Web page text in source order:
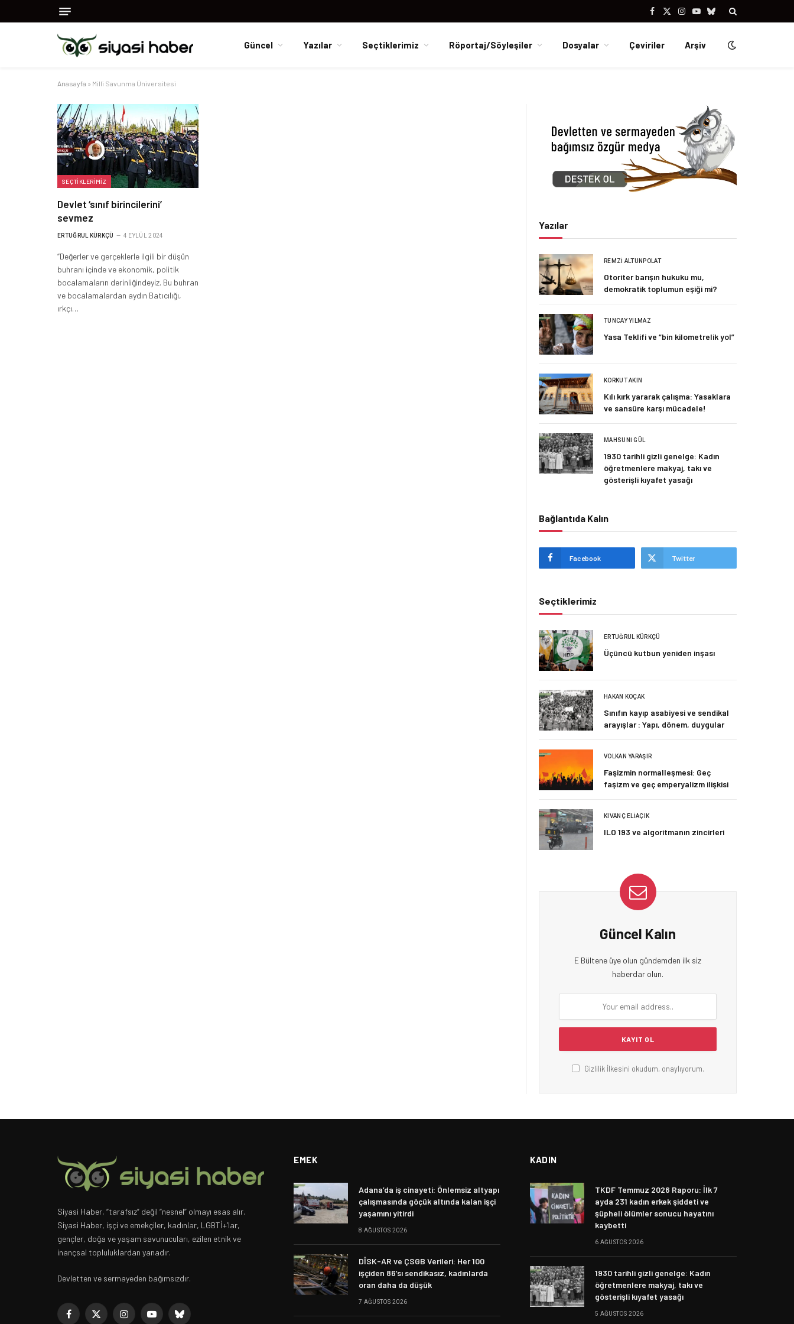
Facebook
X
Instagram
YouTubeBluesky
Güncel Yazılar Seçtiklerimiz Röportaj/Söyleşiler Dosyalar Çeviriler Arşiv
Anasayfa » Milli Savunma Üniversitesi
SEÇTIKLERIMIZ
Devlet ‘sınıf birincilerini’
sevmez
ERTUĞRUL KÜRKÇÜ 4 EYLÜL 2024
“Değerler ve gerçeklerle ilgili bir düşün
buhranı içinde ve ekonomik, politik
bocalamaların derinliğindeyiz. Bu buhran
ve bocalamalardan aydın Batıcılığı,
ırkçı…
Yazılar
REMZI ALTUNPOLAT
Otoriter barışın hukuku mu,
demokratik toplumun eşiği mi?
TUNCAY YILMAZ
Yasa Teklifi ve “bin kilometrelik yol”
KORKUT AKIN
Kılı kırk yararak çalışma: Yasaklara
ve sansüre karşı mücadele!
MAHSUNI GÜL
1930 tarihli gizli genelge: Kadın
öğretmenlere makyaj, takı ve
gösterişli kıyafet yasağı
Bağlantıda Kalın
Facebook Twitter
Seçtiklerimiz
ERTUĞRUL KÜRKÇÜ
Üçüncü kutbun yeniden inşası
HAKAN KOÇAK
Sınıfın kayıp asabiyesi ve sendikal
arayışlar : Yapı, dönem, duygular
VOLKAN YARAŞIR
Faşizmin normalleşmesi: Geç
faşizm ve geç emperyalizm ilişkisi
KIVANÇ ELIAÇIK
ILO 193 ve algoritmanın zincirleri
Güncel Kalın
E Bültene üye olun gündemden ilk siz
haberdar olun.
Gizlilik İlkesini okudum, onaylıyorum.
Siyasi Haber, “tarafsız” değil “nesnel” olmayı esas alır.
Siyasi Haber, işçi ve emekçiler, kadınlar, LGBTİ+’lar,
gençler, doğa ve yaşam savunucuları, ezilen etnik ve
inançsal topluluklardan yanadır.
Devletten ve sermayeden bağımsızdır.
Facebook
X InstagramYouTubeBluesky
EMEK
Adana’da iş cinayeti: Önlemsiz altyapı
çalışmasında göçük altında kalan işçi
yaşamını yitirdi
8 AĞUSTOS 2026
DİSK-AR ve ÇSGB Verileri: Her 100
işçiden 86’sı sendikasız, kadınlarda
oran daha da düşük
7 AĞUSTOS 2026
KADIN
TKDF Temmuz 2026 Raporu: İlk 7
ayda 231 kadın erkek şiddeti ve
şüpheli ölümler sonucu hayatını
kaybetti
6 AĞUSTOS 2026
1930 tarihli gizli genelge: Kadın
öğretmenlere makyaj, takı ve
gösterişli kıyafet yasağı
5 AĞUSTOS 2026